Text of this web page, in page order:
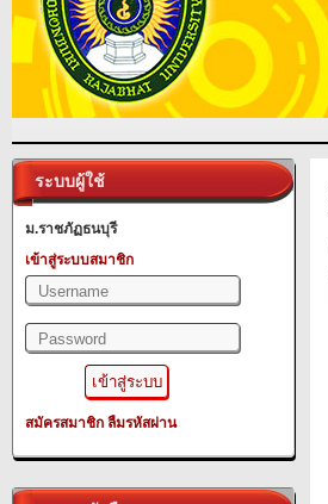
ระบบผู้ใช้
ม.ราชภัฏธนบุรี
เข้าสู่ระบบสมาชิก
สมัครสมาชิก ลืมรหัสผ่าน